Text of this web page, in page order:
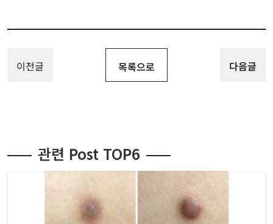
이전글 목록으로 다음글
관련 Post TOP6